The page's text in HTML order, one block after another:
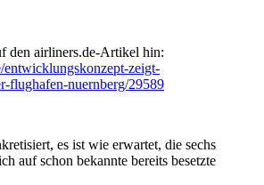
den airliners.de-Artikel hin:
entwicklungskonzept-zeigt-
flughafen-nuernberg/29589
es ist wie erwartet, die sechs
auf schon bekannte bereits besetzte